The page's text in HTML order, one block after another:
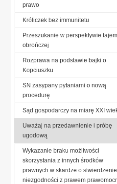
prawo
Króliczek bez immunitetu
Przeszukanie w perspektywie
obrończej
Rozprawa na podstawie bajki o
Kopciuszku
SN zasypany pytaniami o nową
procedurę
Sąd gospodarczy na miarę XXI
Uważaj na przedawnienie i próbę
ugodową
Wykazanie braku możliwości
skorzystania z innych środków
prawnych w skardze o stwierdzenie
niezgodności z prawem